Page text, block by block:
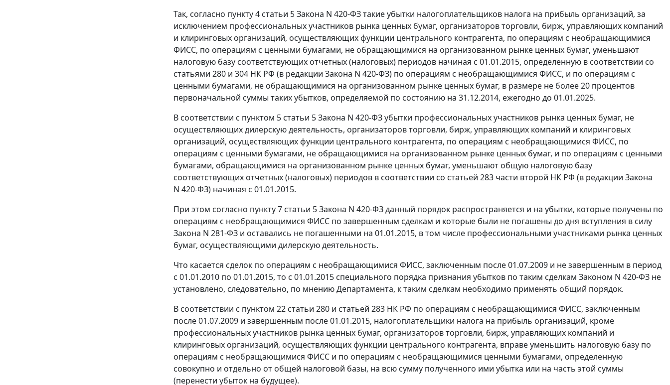
Так, согласно пункту 4 статьи 5 Закона N 420-ФЗ такие убытки налогоплательщиков налога на прибыль организаций, за
исключением профессиональных участников рынка ценных бумаг, организаторов торговли, бирж, управляющих компаний
и клиринговых организаций, осуществляющих функции центрального контрагента, по операциям с необращающимися
ФИСС, по операциям с ценными бумагами, не обращающимися на организованном рынке ценных бумаг, уменьшают
налоговую базу соответствующих отчетных (налоговых) периодов начиная с 01.01.2015, определенную в соответствии со
статьями 280 и 304 НК РФ (в редакции Закона N 420-ФЗ) по операциям с необращающимися ФИСС, и по операциям с
ценными бумагами, не обращающимися на организованном рынке ценных бумаг, в размере не более 20 процентов
первоначальной суммы таких убытков, определяемой по состоянию на 31.12.2014, ежегодно до 01.01.2025.
В соответствии с пунктом 5 статьи 5 Закона N 420-ФЗ убытки профессиональных участников рынка ценных бумаг, не
осуществляющих дилерскую деятельность, организаторов торговли, бирж, управляющих компаний и клиринговых
организаций, осуществляющих функции центрального контрагента, по операциям с необращающимися ФИСС, по
операциям с ценными бумагами, не обращающимися на организованном рынке ценных бумаг, и по операциям с ценными
бумагами, обращающимися на организованном рынке ценных бумаг, уменьшают общую налоговую базу
соответствующих отчетных (налоговых) периодов в соответствии со статьей 283 части второй НК РФ (в редакции Закона
N 420-ФЗ) начиная с 01.01.2015.
При этом согласно пункту 7 статьи 5 Закона N 420-ФЗ данный порядок распространяется и на убытки, которые получены по
операциям с необращающимися ФИСС по завершенным сделкам и которые были не погашены до дня вступления в силу
Закона N 281-ФЗ и оставались не погашенными на 01.01.2015, в том числе профессиональными участниками рынка ценных
бумаг, осуществляющими дилерскую деятельность.
Что касается сделок по операциям с необращающимися ФИСС, заключенным после 01.07.2009 и не завершенным в период
с 01.01.2010 по 01.01.2015, то с 01.01.2015 специального порядка признания убытков по таким сделкам Законом N 420-ФЗ не
установлено, следовательно, по мнению Департамента, к таким сделкам необходимо применять общий порядок.
В соответствии с пунктом 22 статьи 280 и статьей 283 НК РФ по операциям с необращающимися ФИСС, заключенным
после 01.07.2009 и завершенным после 01.01.2015, налогоплательщики налога на прибыль организаций, кроме
профессиональных участников рынка ценных бумаг, организаторов торговли, бирж, управляющих компаний и
клиринговых организаций, осуществляющих функции центрального контрагента, вправе уменьшить налоговую базу по
операциям с необращающимися ФИСС и по операциям с необращающимися ценными бумагами, определенную
совокупно и отдельно от общей налоговой базы, на всю сумму полученного ими убытка или на часть этой суммы
(перенести убыток на будущее).